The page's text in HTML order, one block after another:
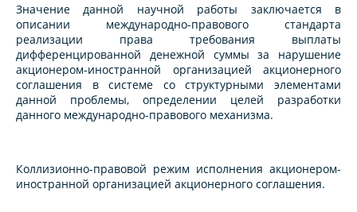
Значение данной научной работы заключается в
описании международно-правового стандарта
реализации права требования выплаты
дифференцированной денежной суммы за нарушение
акционером-иностранной организацией акционерного
соглашения в системе со структурными элементами
данной проблемы, определении целей разработки
данного международно-правового механизма.
Коллизионно-правовой режим исполнения акционером-
иностранной организацией акционерного соглашения.